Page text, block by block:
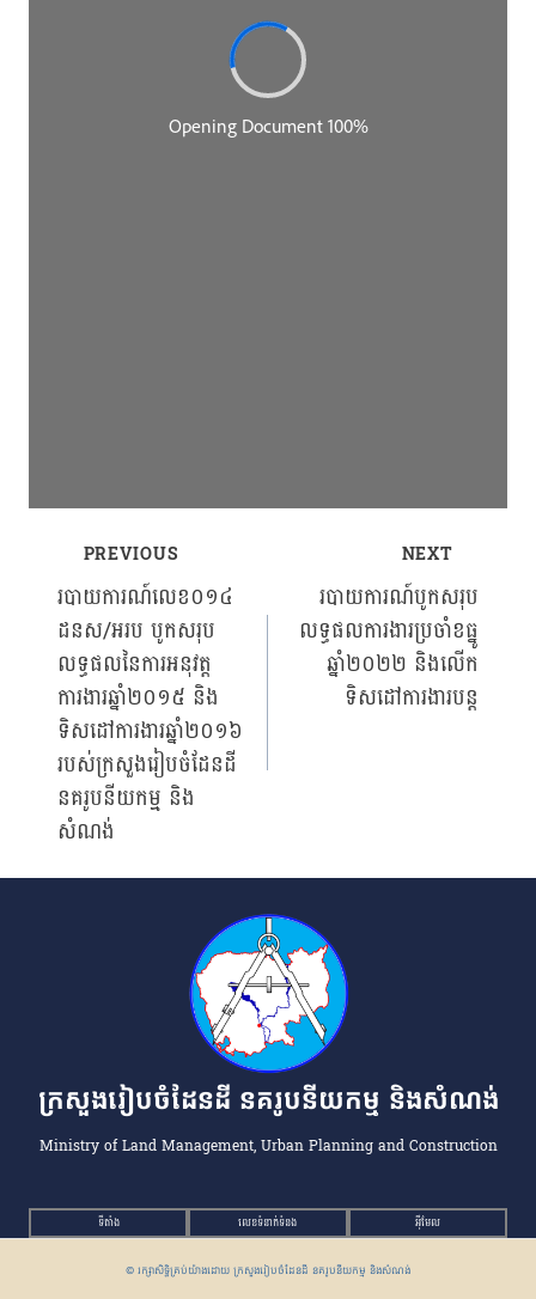
Post
navigation
PREVIOUS
របាយការណ៍លេខ០១៤
ដនស/អរប បូកសរុប
លទ្ធផលនៃការអនុវត្ត
ការងារឆ្នាំ២០១៥ និង
ទិសដៅការងារឆ្នាំ២០១៦
របស់ក្រសួងរៀបចំដែនដី
នគរូបនីយកម្ម និង
សំណង់
NEXT
របាយការណ៍បូកសរុប
លទ្ធផលការងារប្រចាំខធ្នូ
ឆ្នាំ២០២២ និងលើក
ទិសដៅការងារបន្ត
ក្រសួងរៀបចំដែនដី នគរូបនីយកម្ម និងសំណង់
Ministry of Land Management, Urban Planning and Construction
ទីតាំង លេខទំនាក់ទំនង អ៉ីមែល
© រក្សាសិទ្ធិគ្រប់យ៉ាងដោយ ក្រសួងរៀបចំដែនដី នគរូបនីយកម្ម និងសំណង់